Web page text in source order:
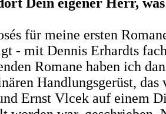
für meine ersten
- mit Dennis Erhardts
Romane haben ich
Handlungsgerüst,
Ernst Vlcek auf einem